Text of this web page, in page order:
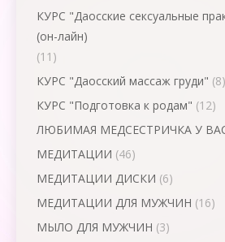
КУРС "Даосские сексуальные
(он-лайн)
(11)
КУРС "Даосский массаж груди" (8)
КУРС "Подготовка к родам" (12)
ЛЮБИМАЯ МЕДСЕСТРИЧКА У
МЕДИТАЦИИ (46)
МЕДИТАЦИИ ДИСКИ (6)
МЕДИТАЦИИ ДЛЯ МУЖЧИН (16)
МЫЛО ДЛЯ МУЖЧИН (3)